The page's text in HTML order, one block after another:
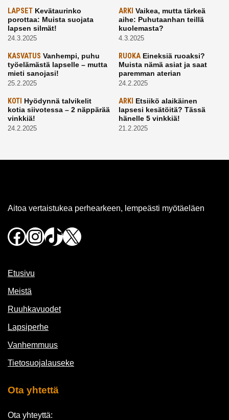
LAPSET Kevätaurinko
porottaa: Muista suojata
lapsen silmät!
24.3.2025
ARKI Vaikea, mutta tärkeä
aihe: Puhutaanhan teillä
kuolemasta?
4.3.2025
KASVATUS Vanhempi, puhu
työelämästä lapselle – mutta
mieti sanojasi!
25.2.2025
RUOKAEineksiä ruoaksi?
Muista nämä asiat ja saat
paremman aterian
24.2.2025
KOTI Hyödynnä talvikelit
kotia siivotessa – 2 näppärää
vinkkiä!
24.2.2025
ARKI Etsiikö alaikäinen
lapsesi kesätöitä? Tässä
hänelle 5 vinkkiä!
21.2.2025
Aitoa vertaistukea perhearkeen, lempeästi myötäeläen
Facebook
Instagram
TikTok
X
Etusivu
Meistä
Ruuhkavuodet
Lapsiperhe
Vanhemmuus
Tietosuojalauseke
Ota yhtettä
Ota yhteyttä: